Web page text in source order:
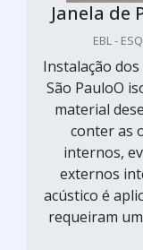
Janela de
EBL -
Instalação
São PauloO
material
conter as
internos,
externos
acústico é
requeiram